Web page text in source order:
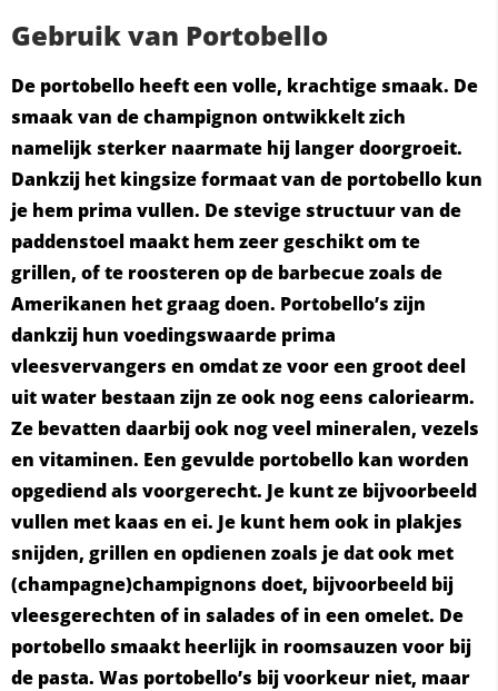
Gebruik van Portobello
De portobello heeft een volle, krachtige smaak. De
smaak van de champignon ontwikkelt zich
namelijk sterker naarmate hij langer doorgroeit.
Dankzij het kingsize formaat van de portobello kun
je hem prima vullen. De stevige structuur van de
paddenstoel maakt hem zeer geschikt om te
grillen, of te roosteren op de barbecue zoals de
Amerikanen het graag doen. Portobello’s zijn
dankzij hun voedingswaarde prima
vleesvervangers en omdat ze voor een groot deel
uit water bestaan zijn ze ook nog eens caloriearm.
Ze bevatten daarbij ook nog veel mineralen, vezels
en vitaminen. Een gevulde portobello kan worden
opgediend als voorgerecht. Je kunt ze bijvoorbeeld
vullen met kaas en ei. Je kunt hem ook in plakjes
snijden, grillen en opdienen zoals je dat ook met
(champagne)champignons doet, bijvoorbeeld bij
vleesgerechten of in salades of in een omelet. De
portobello smaakt heerlijk in roomsauzen voor bij
de pasta. Was portobello’s bij voorkeur niet, maar